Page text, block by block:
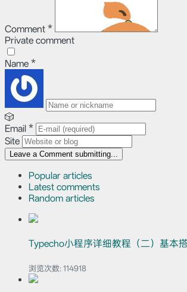
Comment *
Private comment
Name *
🎲
Email *
Site
Leave a Comment submitting...
Popular articles
Latest comments
Random articles
Typecho小程序详细教程（二）基本
浏览次数: 114918